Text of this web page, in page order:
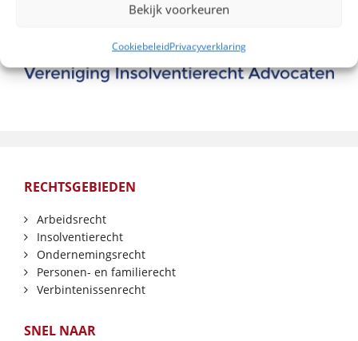
Bekijk voorkeuren
CookiebeleidPrivacyverklaring
RECHTSGEBIEDEN
Arbeidsrecht
Insolventierecht
Ondernemingsrecht
Personen- en familierecht
Verbintenissenrecht
SNEL NAAR